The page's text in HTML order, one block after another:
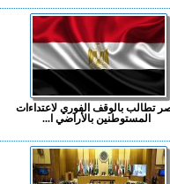
تطالب بالوقف الفوري لاعتداءات
المستوطنين بالأراضي ا...